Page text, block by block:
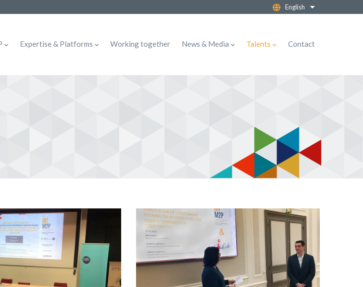
English List additional
Expertise & Platforms Working together News & Media Talents Contact